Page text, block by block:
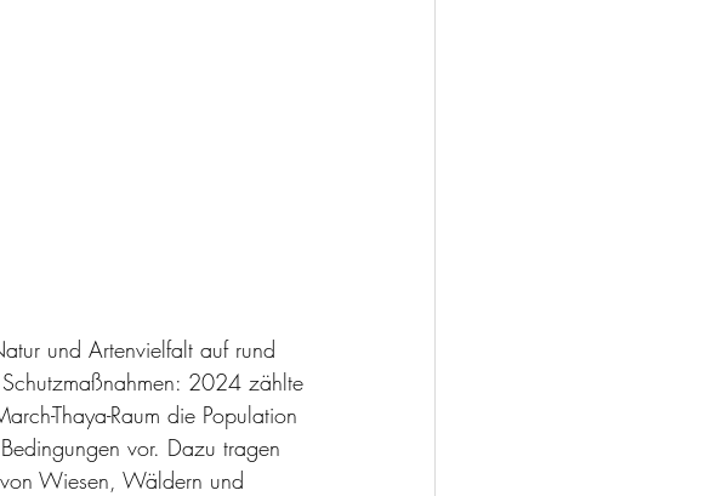
und Artenvielfalt auf rund
2024 zählte
Thaya-Raum die Population
vor. Dazu tragen
Wiesen, Wäldern und